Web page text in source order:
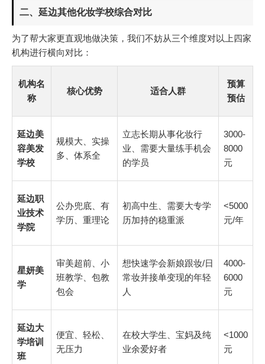
二、延边其他化妆学校综合对比
为了帮大家更直观地做决策，我们不妨从三个维度对以上四家
机构进行横向对比：
机构名
称
核心优势 适合人群
预算
预估
延边美
容美发
学校
规模大、实操
多、体系全
立志长期从事化妆行
业、需要大量练手机会
的学员
3000-
8000
元
延边职
业技术
学院
公办兜底、有
学历、重理论
初高中生、需要大专学
历加持的稳重派
<5000
元/年
星妍美
学
审美超前、小
班教学、包教
包会
想快速学会新娘跟妆/日
常妆并接单变现的年轻
人
4000-
6000
元
延边大
学培训
班
便宜、轻松、
无压力
在校大学生、宝妈及纯
业余爱好者
<1000
元